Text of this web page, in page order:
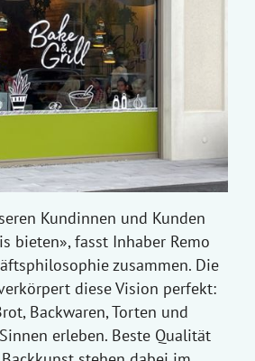
Kundinnen und Kunden
bieten», fasst Inhaber Remo
zusammen. Die
diese Vision perfekt:
Backwaren, Torten und
erleben. Beste Qualität